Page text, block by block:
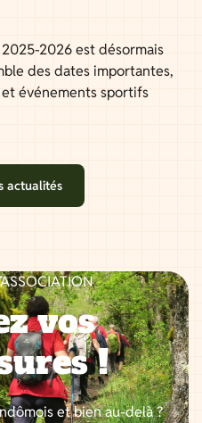
2026 est désormais
des dates importantes,
événements sportifs
actualités
vos
!
et bien au-delà ?